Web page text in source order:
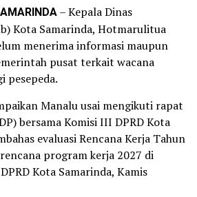
– Kepala Dinas
Kota Samarinda, Hotmarulitua
menerima informasi maupun
pusat terkait wacana
pesepeda.
Manalu usai mengikuti rapat
bersama Komisi III DPRD Kota
evaluasi Rencana Kerja Tahun
program kerja 2027 di
Kota Samarinda, Kamis